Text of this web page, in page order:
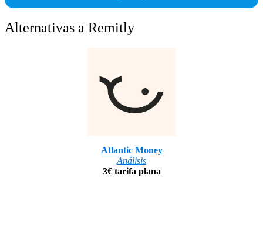
Alternativas a Remitly
Atlantic Money
Análisis
3€ tarifa plana